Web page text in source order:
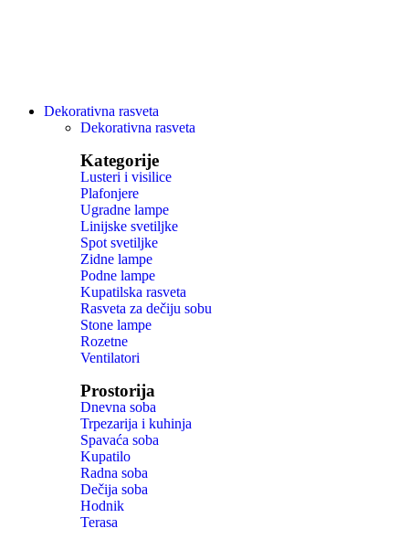
Dekorativna rasveta
Dekorativna rasveta
Kategorije
Lusteri i visilice
Plafonjere
Ugradne lampe
Linijske svetiljke
Spot svetiljke
Zidne lampe
Podne lampe
Kupatilska rasveta
Rasveta za dečiju sobu
Stone lampe
Rozetne
Ventilatori
Prostorija
Dnevna soba
Trpezarija i kuhinja
Spavaća soba
Kupatilo
Radna soba
Dečija soba
Hodnik
Terasa